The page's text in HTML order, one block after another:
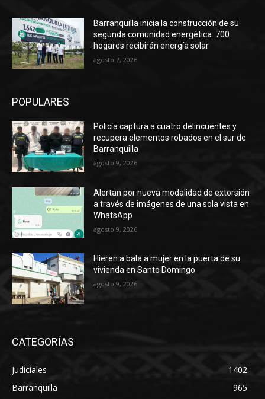
Barranquilla inicia la construcción de su
segunda comunidad energética: 700
hogares recibirán energía solar
agosto 7, 2026
POPULARES
Policía captura a cuatro delincuentes y
recupera elementos robados en el sur de
Barranquilla
agosto 9, 2026
Alertan por nueva modalidad de extorsión
a través de imágenes de una sola vista en
WhatsApp
agosto 9, 2026
Hieren a bala a mujer en la puerta de su
vivienda en Santo Domingo
agosto 9, 2026
CATEGORÍAS
Judiciales
1402
Barranquilla
965